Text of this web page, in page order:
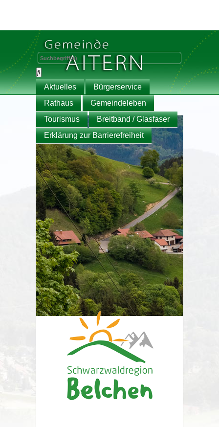
Aktuelles
Bürgerservice
Rathaus
Gemeindeleben
Tourismus
Breitband / Glasfaser
Erklärung zur Barrierefreiheit